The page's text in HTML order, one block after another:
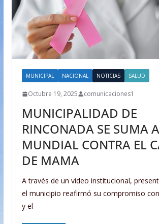
MUNICIPAL NACIONAL NOTICIAS SALUD
Octubre 19, 2025 comunicaciones1
MUNICIPALIDAD DE
RINCONADA SE SUMA
MUNDIAL CONTRA EL
DE MAMA
A través de un video institucional,
el municipio reafirmó su compromiso
y el